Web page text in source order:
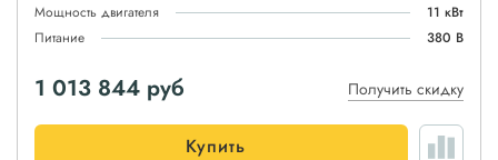
Мощность двигателя
11 кВт
Питание
380 В
1 013 844 руб Получить скидку
Купить